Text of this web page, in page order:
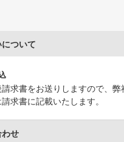
ついて
求書をお送りしますので、弊
求書に記載いたします。
せ